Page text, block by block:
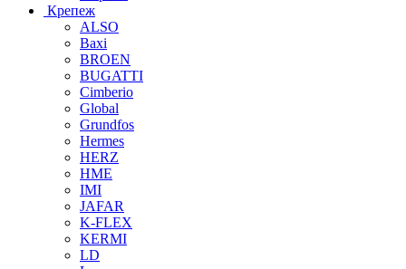
Крепеж
ALSO
Baxi
BROEN
BUGATTI
Cimberio
Global
Grundfos
Hermes
HERZ
HME
IMI
JAFAR
K-FLEX
KERMI
LD